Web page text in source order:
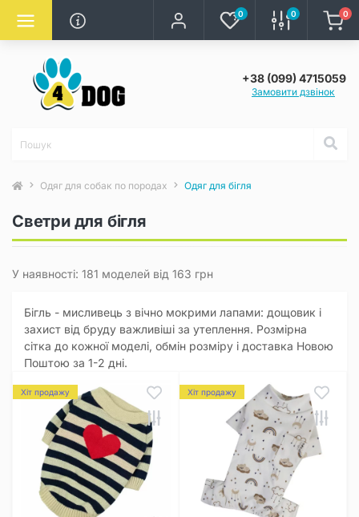
0 0 0
+38 (099) 4715059
Замовити дзвінок
Одяг для собак по породах Одяг для бігля
Светри для бігля
У наявності: 181 моделей від 163 грн
Бігль - мисливець з вічно мокрими лапами: дощовик і
захист від бруду важливіші за утеплення. Розмірна
сітка до кожної моделі, обмін розміру і доставка Новою
Поштою за 1-2 дні.
Хіт продажу Хіт продажу